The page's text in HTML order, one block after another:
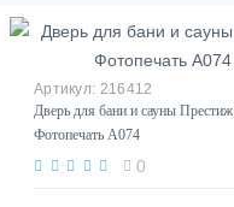
216412
Дверь для бани и сауны Престиж
Фотопечать А074
0